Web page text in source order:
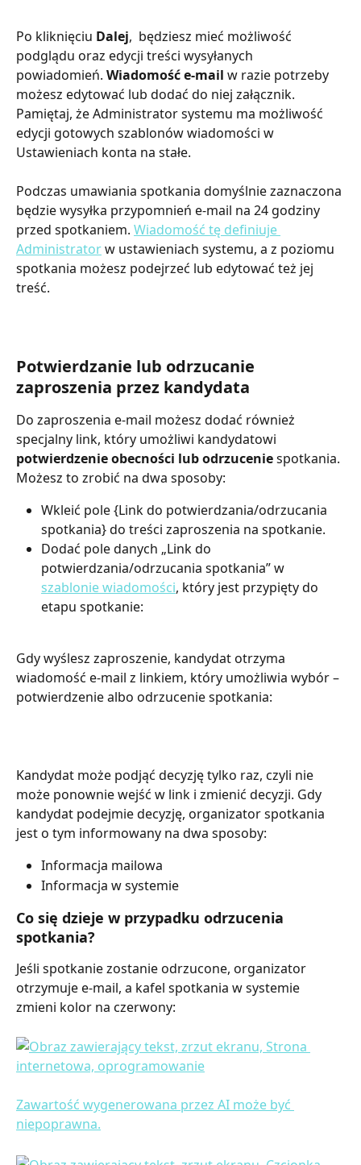
Po kliknięciu Dalej,  będziesz mieć możliwość
podglądu oraz edycji treści wysyłanych
powiadomień. Wiadomość e-mail w razie potrzeby
możesz edytować lub dodać do niej załącznik.
Pamiętaj, że Administrator systemu ma możliwość
edycji gotowych szablonów wiadomości w
Ustawieniach konta na stałe.
Podczas umawiania spotkania domyślnie zaznaczona
będzie wysyłka przypomnień e-mail na 24 godziny
przed spotkaniem. Wiadomość tę definiuje
Administrator w ustawieniach systemu, a z poziomu
spotkania możesz podejrzeć lub edytować też jej
treść.​
Potwierdzanie lub odrzucanie
zaproszenia przez kandydata
Do zaproszenia e-mail możesz dodać również
specjalny link, który umożliwi kandydatowi
potwierdzenie obecności lub odrzucenie spotkania.
Możesz to zrobić na dwa sposoby:
Wkleić pole {Link do potwierdzania/odrzucania
spotkania} do treści zaproszenia na spotkanie.
Dodać pole danych „Link do
potwierdzania/odrzucania spotkania” w
szablonie wiadomości, który jest przypięty do
etapu spotkanie:
Gdy wyślesz zaproszenie, kandydat otrzyma
wiadomość e-mail z linkiem, który umożliwia wybór –
potwierdzenie albo odrzucenie spotkania:
Kandydat może podjąć decyzję tylko raz, czyli nie
może ponownie wejść w link i zmienić decyzji. Gdy
kandydat podejmie decyzję, organizator spotkania
jest o tym informowany na dwa sposoby:
Informacja mailowa
Informacja w systemie
Co się dzieje w przypadku odrzucenia
spotkania?
Jeśli spotkanie zostanie odrzucone, organizator
otrzymuje e-mail, a kafel spotkania w systemie
zmieni kolor na czerwony: